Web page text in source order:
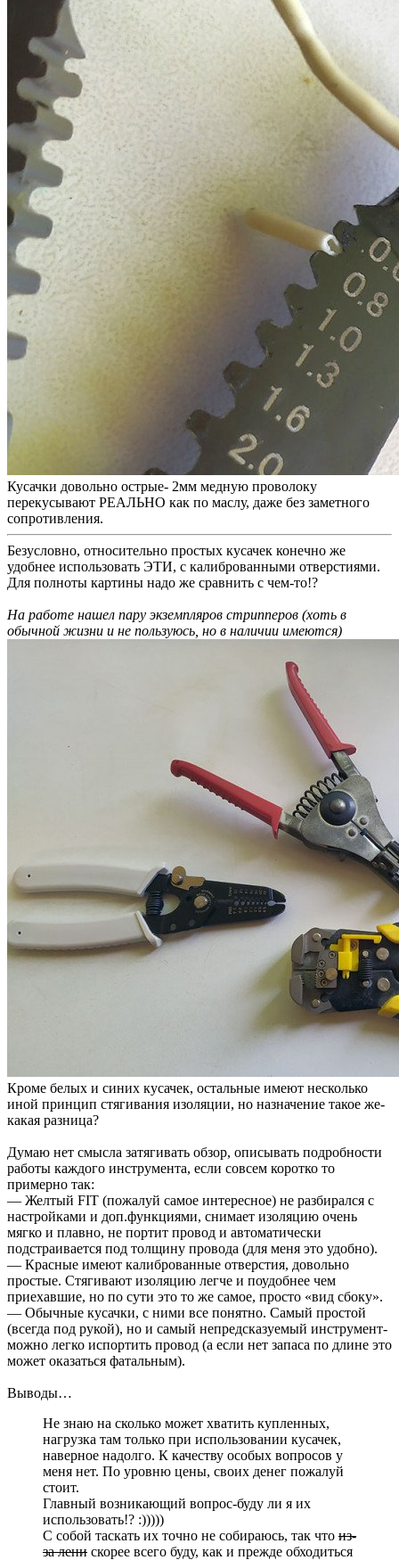
Кусачки довольно острые- 2мм медную проволоку
перекусывают РЕАЛЬНО как по маслу, даже без заметного
сопротивления.
Безусловно, относительно простых кусачек конечно же
удобнее использовать ЭТИ, с калиброванными отверстиями.
Для полноты картины надо же сравнить с чем-то!?
На работе нашел пару экземпляров стрипперов (хоть в
обычной жизни и не пользуюсь, но в наличии имеются)
Кроме белых и синих кусачек, остальные имеют несколько
иной принцип стягивания изоляции, но назначение такое же-
какая разница?
Думаю нет смысла затягивать обзор, описывать подробности
работы каждого инструмента, если совсем коротко то
примерно так:
— Желтый FIT (пожалуй самое интересное) не разбирался с
настройками и доп.функциями, снимает изоляцию очень
мягко и плавно, не портит провод и автоматически
подстраивается под толщину провода (для меня это удобно).
— Красные имеют калиброванные отверстия, довольно
простые. Стягивают изоляцию легче и поудобнее чем
приехавшие, но по сути это то же самое, просто «вид сбоку».
— Обычные кусачки, с ними все понятно. Самый простой
(всегда под рукой), но и самый непредсказуемый инструмент-
можно легко испортить провод (а если нет запаса по длине это
может оказаться фатальным).
Выводы…
Не знаю на сколько может хватить купленных,
нагрузка там только при использовании кусачек,
наверное надолго. К качеству особых вопросов у
меня нет. По уровню цены, своих денег пожалуй
стоит.
Главный возникающий вопрос-буду ли я их
использовать!? :)))))
С собой таскать их точно не собираюсь, так что из-
за лени скорее всего буду, как и прежде обходиться